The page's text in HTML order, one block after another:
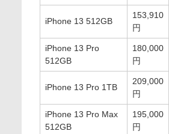
iPhone 13 512GB
153,910
円
iPhone 13 Pro
512GB
180,000
円
iPhone 13 Pro 1TB
209,000
円
iPhone 13 Pro Max
512GB
195,000
円